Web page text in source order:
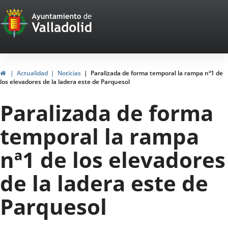
Portal
Web
del
Ayuntamiento
de
Valladolid
HomeActualidad Noticias
Paralizada de forma temporal la rampa nª1 de
los elevadores de la ladera este de Parquesol
Paralizada de forma
temporal la rampa
nª1 de los elevadores
de la ladera este de
Parquesol